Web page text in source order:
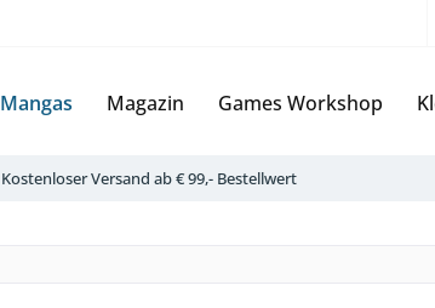
Mangas Magazin Games Workshop
Kostenloser Versand ab € 99,- Bestellwert